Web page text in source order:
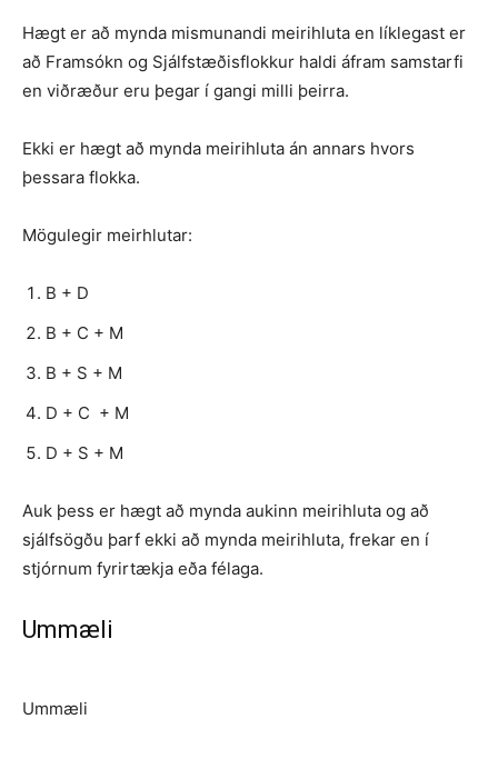
Hægt er að mynda mismunandi meirihluta en líklegast er
að Framsókn og Sjálfstæðisflokkur haldi áfram samstarfi
en viðræður eru þegar í gangi milli þeirra.
Ekki er hægt að mynda meirihluta án annars hvors
þessara flokka.
Mögulegir meirhlutar:
B + D
B + C + M
B + S + M
D + C + M
D + S + M
Auk þess er hægt að mynda aukinn meirihluta og að
sjálfsögðu þarf ekki að mynda meirihluta, frekar en í
stjórnum fyrirtækja eða félaga.
Ummæli
Ummæli